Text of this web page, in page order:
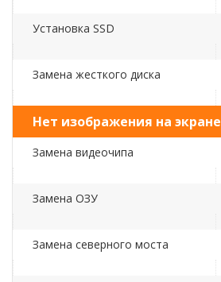
Установка SSD
Замена жесткого диска
Нет изображения на экране
Замена видеочипа
Замена ОЗУ
Замена северного моста